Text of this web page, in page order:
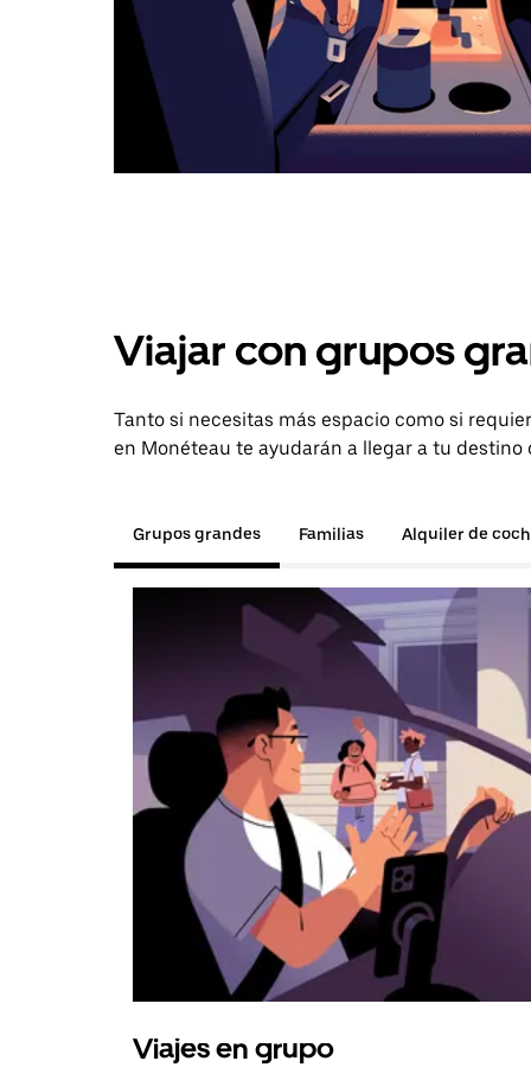
Viajar con grupos
Tanto si necesitas más espacio como si
en Monéteau te ayudarán a llegar a tu destino
Grupos grandes Familias Alquiler de
Viajes en grupo